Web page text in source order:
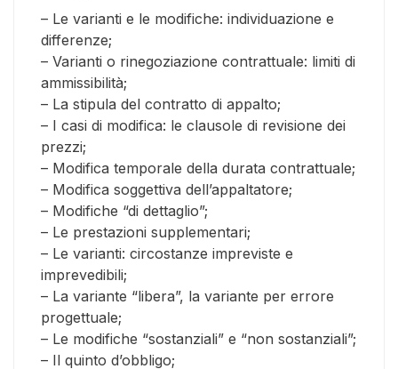
– Le varianti e le modifiche: individuazione e
differenze;
– Varianti o rinegoziazione contrattuale: limiti di
ammissibilità;
– La stipula del contratto di appalto;
– I casi di modifica: le clausole di revisione dei
prezzi;
– Modifica temporale della durata contrattuale;
– Modifica soggettiva dell’appaltatore;
– Modifiche “di dettaglio”;
– Le prestazioni supplementari;
– Le varianti: circostanze impreviste e
imprevedibili;
– La variante “libera”, la variante per errore
progettuale;
– Le modifiche “sostanziali” e “non sostanziali”;
– Il quinto d’obbligo;